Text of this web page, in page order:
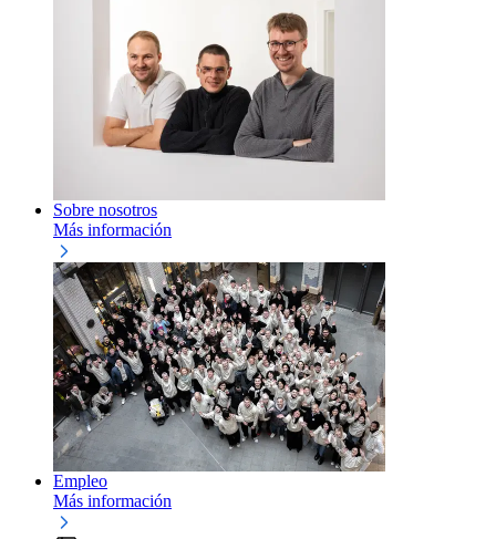
Sobre nosotros
Más información
Empleo
Más información